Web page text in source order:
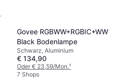
Govee RGBWW+RGBIC+WW
Black Bodenlampe
Schwarz, Aluminium
€ 134,90
Oder € 23,59/Mon.¹
7 Shops